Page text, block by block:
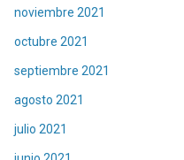
noviembre 2021
octubre 2021
septiembre 2021
agosto 2021
julio 2021